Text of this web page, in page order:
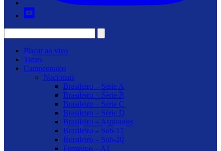
Placar ao vivo
Times
Campeonatos
Nacionais
Brasileiro – Série A
Brasileiro – Série B
Brasileiro – Série C
Brasileiro – Série D
Brasileiro – Aspirantes
Brasileiro – Sub-17
Brasileiro – Sub-20
Feminino – A1